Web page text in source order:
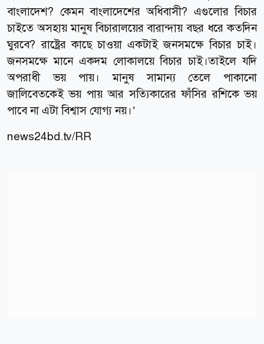
বাংলাদেশ? কেমন বাংলাদেশের অধিবাসী? এগুলোর বিচার
চাইতে অসহায় মানুষ বিচারালয়ের বারান্দায় বছর ধরে কতদিন
ঘুরবে? রাষ্ট্রের কাছে চাওয়া একটাই জনসমক্ষে বিচার চাই।
জনসমক্ষে মানে একদম লোকালয়ে বিচার চাই।তাইলে যদি
অপরাধী ভয় পায়। মানুষ সামান্য তেলে পাকানো
জালিবেতকেই ভয় পায় আর সত্যিকারের ফাঁসির রশিকে ভয়
পাবে না এটা বিশ্বাস যোগ্য নয়।’
news24bd.tv/RR